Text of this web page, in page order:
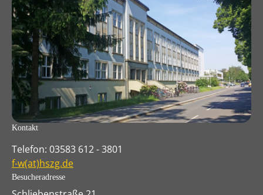
Kontakt
Telefon: 03583 612 - 3801
f-w(at)hszg.de
Besucheradresse